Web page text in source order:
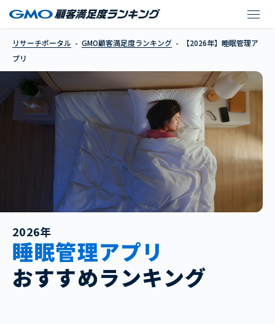
【2026年】睡眠管理ア
リサーチポータル GMO顧客満足度ランキング
【2026年】睡眠管理ア
プリ
2026年
睡眠管理アプリ
おすすめランキング